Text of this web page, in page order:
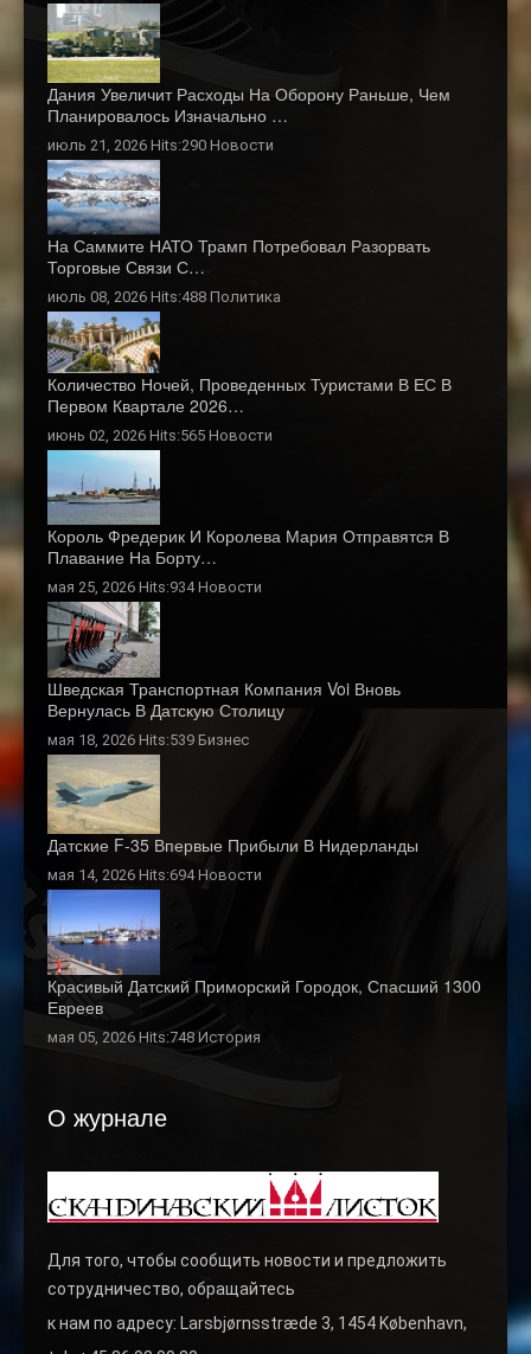
Дания Увеличит Расходы На Оборону Раньше, Чем
Планировалось Изначально …
июль 21, 2026 Hits:290 Новости
На Саммите НАТО Трамп Потребовал Разорвать
Торговые Связи С…
июль 08, 2026 Hits:488 Политика
Количество Ночей, Проведенных Туристами В ЕС В
Первом Квартале 2026…
июнь 02, 2026 Hits:565 Новости
Король Фредерик И Королева Мария Отправятся В
Плавание На Борту…
мая 25, 2026 Hits:934Новости
Шведская Транспортная Компания Voi Вновь
Вернулась В Датскую Столицу
мая 18, 2026 Hits:539 Бизнес
Датские F-35 Впервые Прибыли В Нидерланды
мая 14, 2026 Hits:694Новости
Красивый Датский Приморский Городок, Спасший 1300
Евреев
мая 05, 2026 Hits:748 История
О журнале
Для того, чтобы сообщить новости и предложить
сотрудничество, обращайтесь
к нам по адресу: Larsbjørnsstræde 3, 1454 København,